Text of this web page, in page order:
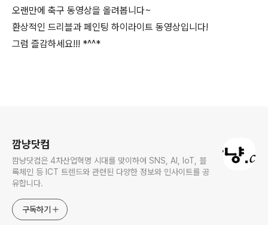
오랜만에 축구 동영상을 올려봅니다~
환상적인 드리블과 페인팅 하이라이트 동영상입니다!
그럼 즐감하세요!!! *^^*
깜냥닷컴
깜냥닷컴은 4차산업혁명 시대를 맞이하여 SNS, AI, IoT, 블
록체인 등 ICT 트렌드와 관련된 다양한 정보와 인사이트를 공
유합니다.
구독하기